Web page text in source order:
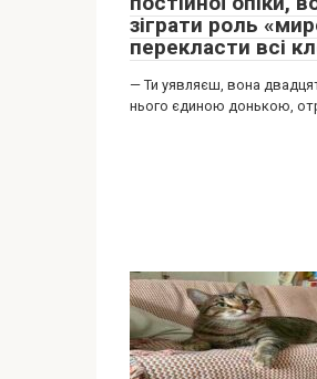
зіграти роль
перекласти всі
— Ти уявляєш, вона
нього єдиною донькою,